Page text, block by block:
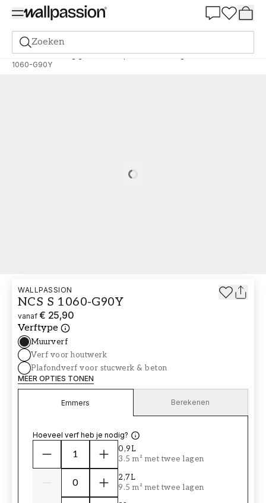
Zoeken
Verf Bestelling gebaseerd op NCS Bestelling door NCS
1060-G90Y
Loading…
WALLPASSION
NCS S 1060-G90Y
vanaf € 25,90
Verftype
Muurverf
Verf voor houtwerk
Plafondverf voor stucwerk & beton
MEER OPTIES TONEN
Emmers Berekenen
Hoeveel verf heb je nodig?
0,9L
3.5 m² met twee lagen
2,7L
9.5 m² met twee lagen